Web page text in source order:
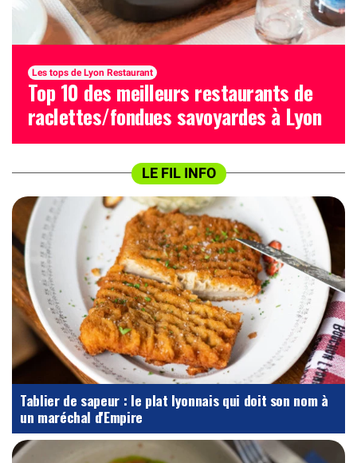
Les tops de Lyon Restaurant
Top 10 des meilleurs restaurants de
raclettes/fondues savoyardes à Lyon
LE FIL INFO
Tablier de sapeur : le plat lyonnais qui doit son nom à
un maréchal d'Empire